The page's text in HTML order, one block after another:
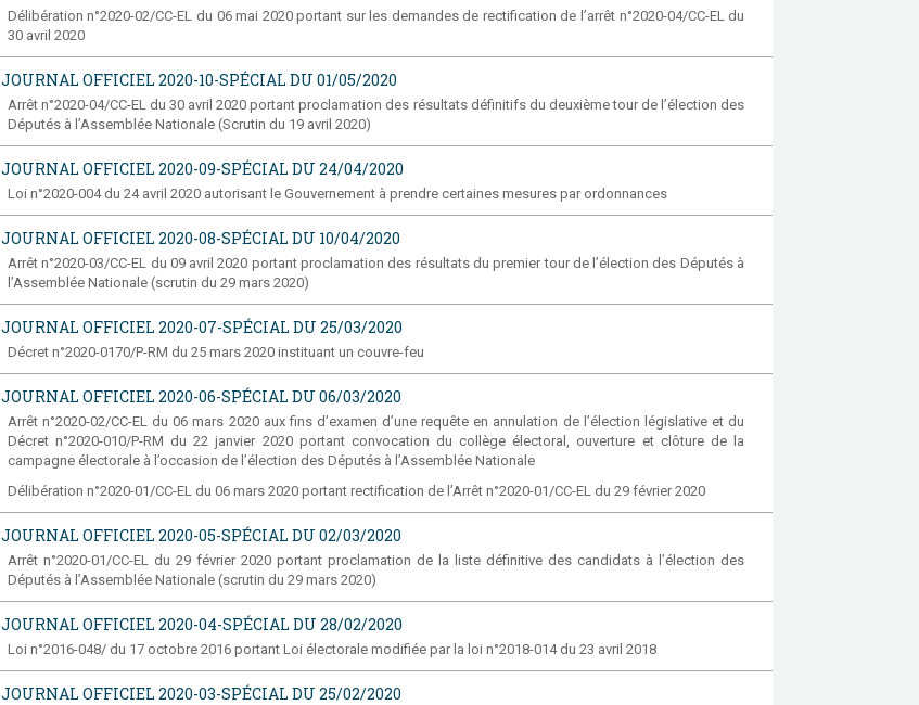
Délibération n°2020-02/CC-EL du 06 mai 2020 portant sur les demandes de rectification de l’arrêt n°2020-04/CC-EL du
30 avril 2020
JOURNAL OFFICIEL 2020-10-SPÉCIAL DU 01/05/2020
Arrêt n°2020-04/CC-EL du 30 avril 2020 portant proclamation des résultats définitifs du deuxième tour de l’élection des
Députés à l’Assemblée Nationale (Scrutin du 19 avril 2020)
JOURNAL OFFICIEL 2020-09-SPÉCIAL DU 24/04/2020
Loi n°2020-004 du 24 avril 2020 autorisant le Gouvernement à prendre certaines mesures par ordonnances
JOURNAL OFFICIEL 2020-08-SPÉCIAL DU 10/04/2020
Arrêt n°2020-03/CC-EL du 09 avril 2020 portant proclamation des résultats du premier tour de l’élection des Députés à
l’Assemblée Nationale (scrutin du 29 mars 2020)
JOURNAL OFFICIEL 2020-07-SPÉCIAL DU 25/03/2020
Décret n°2020-0170/P-RM du 25 mars 2020 instituant un couvre-feu
JOURNAL OFFICIEL 2020-06-SPÉCIAL DU 06/03/2020
Arrêt n°2020-02/CC-EL du 06 mars 2020 aux fins d’examen d’une requête en annulation de l’élection législative et du
Décret n°2020-010/P-RM du 22 janvier 2020 portant convocation du collège électoral, ouverture et clôture de la
campagne électorale à l’occasion de l’élection des Députés à l’Assemblée Nationale
Délibération n°2020-01/CC-EL du 06 mars 2020 portant rectification de l’Arrêt n°2020-01/CC-EL du 29 février 2020
JOURNAL OFFICIEL 2020-05-SPÉCIAL DU 02/03/2020
Arrêt n°2020-01/CC-EL du 29 février 2020 portant proclamation de la liste définitive des candidats à l’élection des
Députés à l’Assemblée Nationale (scrutin du 29 mars 2020)
JOURNAL OFFICIEL 2020-04-SPÉCIAL DU 28/02/2020
Loi n°2016-048/ du 17 octobre 2016 portant Loi électorale modifiée par la loi n°2018-014 du 23 avril 2018
JOURNAL OFFICIEL 2020-03-SPÉCIAL DU 25/02/2020